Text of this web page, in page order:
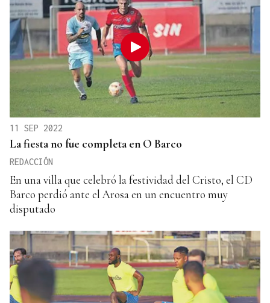
11 SEP 2022
La fiesta no fue completa en O Barco
REDACCIÓN
En una villa que celebró la festividad del Cristo, el CD
Barco perdió ante el Arosa en un encuentro muy
disputado